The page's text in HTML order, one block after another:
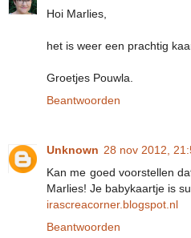
Hoi Marlies,
het is weer een prachtig
Groetjes Pouwla.
Beantwoorden
Unknown 28 nov 2012,
Kan me goed voorstellen
Marlies! Je babykaartje is
irascreacorner.blogspot.nl
Beantwoorden